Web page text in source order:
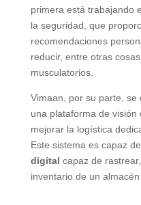
primera está trabajando
la seguridad, que
recomendaciones
reducir, entre otras
musculatorios.
Vimaan, por su parte,
una plataforma de visión
mejorar la logística
Este sistema es capaz
digital capaz de
inventario de un